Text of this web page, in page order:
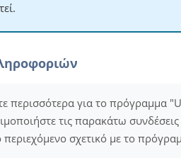
περισσότερα για το πρόγραμμα
τις παρακάτω συνδέσεις
σχετικό με το